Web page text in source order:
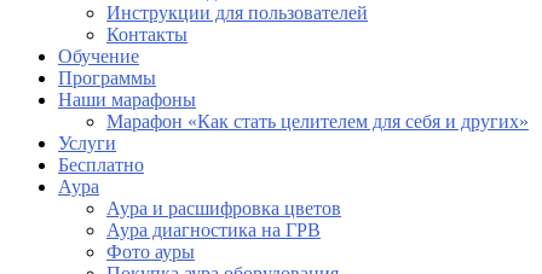
Инструкции для пользователей
Контакты
Обучение
Программы
Наши марафоны
Марафон «Как стать целителем для себя и других»
Услуги
Бесплатно
Аура
Аура и расшифровка цветов
Аура диагностика на ГРВ
Фото ауры